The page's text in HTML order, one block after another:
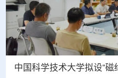
中国科学技术大学拟设“磁